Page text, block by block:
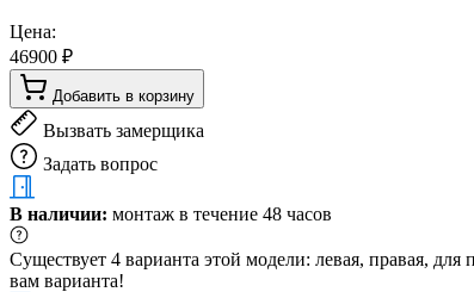
Цена:
46900 ₽
Добавить в корзину
Вызвать замерщика
Задать вопрос
В наличии: монтаж в течение 48 часов
Существует 4 варианта этой модели: левая, правая,
вам варианта!